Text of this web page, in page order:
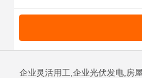
企业灵活用工,企业光伏发电,房